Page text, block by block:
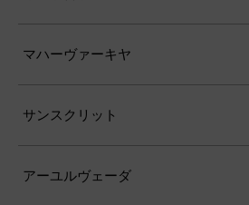
マハーヴァーキヤ
サンスクリット
アーユルヴェーダ